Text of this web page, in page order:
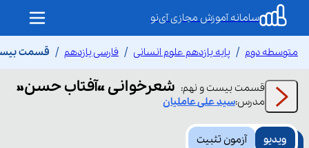
سامانه آموزش مجازی آی‌نو
متوسطه دوم پایه یازدهم علوم انسانی فارسی یازدهم قسمت
قسمت بیست و نهم: شعرخوانی «آفتاب حسن»
مدرس:سید علیعاملیان
ویدیو آزمون تثبیت